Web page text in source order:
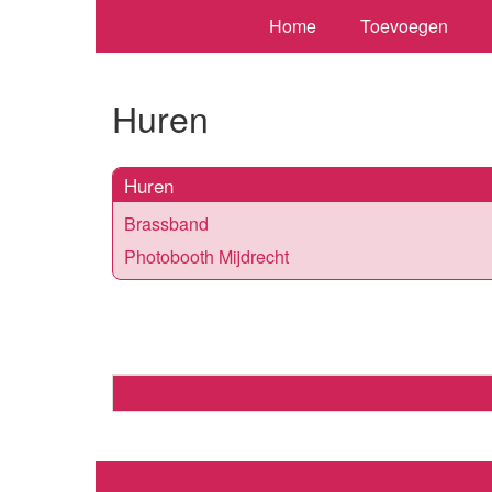
Home Toevoegen
Huren
Huren
Brassband
Photobooth Mijdrecht